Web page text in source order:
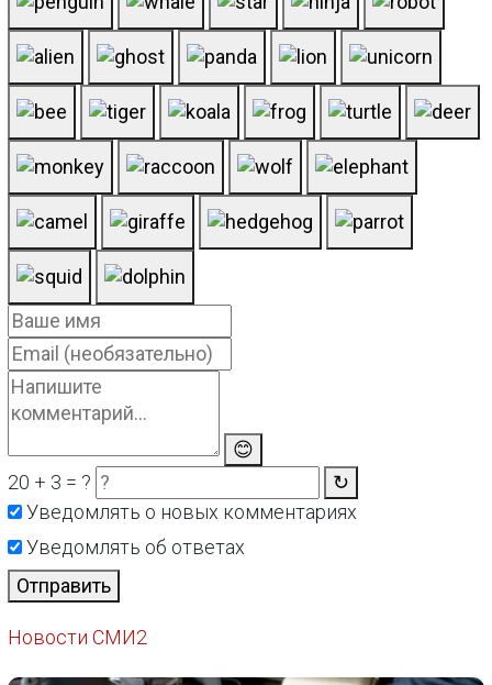
😊
20 + 3 = ?
↻
Уведомлять о новых комментариях
Уведомлять об ответах
Отправить
Новости СМИ2